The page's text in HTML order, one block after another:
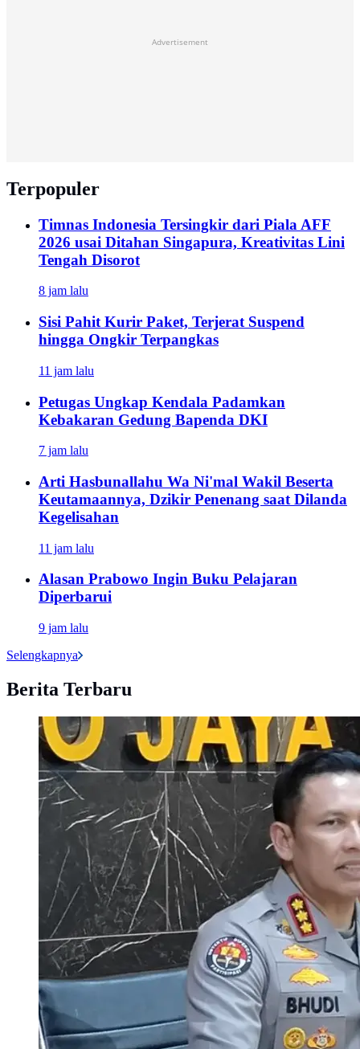
Advertisement
Terpopuler
Timnas Indonesia Tersingkir dari Piala AFF
2026 usai Ditahan Singapura, Kreativitas Lini
Tengah Disorot
8 jam lalu
Sisi Pahit Kurir Paket, Terjerat Suspend
hingga Ongkir Terpangkas
11 jam lalu
Petugas Ungkap Kendala Padamkan
Kebakaran Gedung Bapenda DKI
7 jam lalu
Arti Hasbunallahu Wa Ni'mal Wakil Beserta
Keutamaannya, Dzikir Penenang saat Dilanda
Kegelisahan
11 jam lalu
Alasan Prabowo Ingin Buku Pelajaran
Diperbarui
9 jam lalu
Selengkapnya
Berita Terbaru